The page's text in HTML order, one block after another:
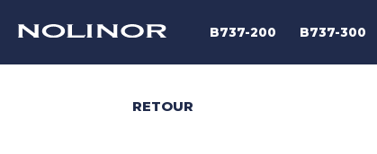
B737-200 B737-300
RETOUR